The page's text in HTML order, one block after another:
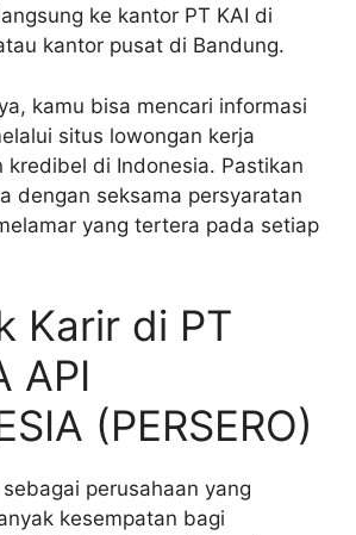
ke kantor PT KAI di
kantor pusat di Bandung.
kamu bisa mencari informasi
situs lowongan kerja
kredibel di Indonesia. Pastikan
dengan seksama persyaratan
yang tertera pada setiap
Karir di PT
API
(PERSERO)
perusahaan yang
kesempatan bagi